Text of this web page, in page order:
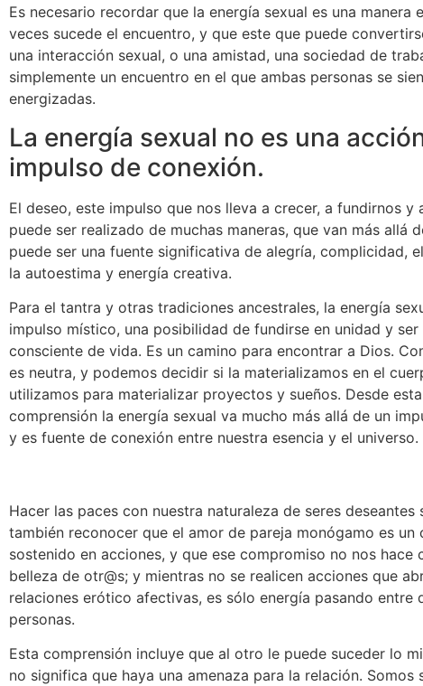
Es necesario recordar que la energía sexual es una manera
veces sucede el encuentro, y que este que puede
una interacción sexual, o una amistad, una sociedad de
simplemente un encuentro en el que ambas personas se
energizadas.
La energía sexual no es una
impulso de conexión.
El deseo, este impulso que nos lleva a crecer, a fundirnos y
puede ser realizado de muchas maneras, que van más allá
puede ser una fuente significativa de alegría, complicidad,
la autoestima y energía creativa.
Para el tantra y otras tradiciones ancestrales, la energía
impulso místico, una posibilidad de fundirse en unidad y
consciente de vida. Es un camino para encontrar a Dios.
es neutra, y podemos decidir si la materializamos en el
utilizamos para materializar proyectos y sueños. Desde esta
comprensión la energía sexual va mucho más allá de un
y es fuente de conexión entre nuestra esencia y el universo.
Hacer las paces con nuestra naturaleza de seres deseantes
también reconocer que el amor de pareja monógamo es un
sostenido en acciones, y que ese compromiso no nos hace
belleza de otr@s; y mientras no se realicen acciones que
relaciones erótico afectivas, es sólo energía pasando entre
personas.
Esta comprensión incluye que al otro le puede suceder lo
no significa que haya una amenaza para la relación. Somos